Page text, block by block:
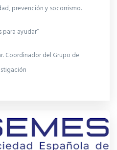
prevención y socorrismo.
para ayudar”
Coordinador del Grupo de